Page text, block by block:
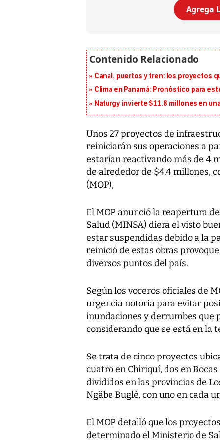
Agrega
Canal, puertos y tren: los proyectos
Clima en Panamá: Pronóstico para
Naturgy invierte $11.8 millones en
Unos 27 proyectos de
reiniciarán sus operaciones a
estarían reactivando más de 4
de alrededor de $4.4 millones,
(MOP),
El MOP anunció la reapertura
Salud (MINSA) diera el visto
estar suspendidas debido a la
reinició de estas obras
diversos puntos del país.
Según los voceros oficiales de
urgencia notoria para evitar
inundaciones y derrumbes que
considerando que se está en la
Se trata de cinco proyectos
cuatro en Chiriquí, dos en
divididos en las provincias de
Ngäbe Buglé, con uno en cada
El MOP detalló que los
determinado el Ministerio de